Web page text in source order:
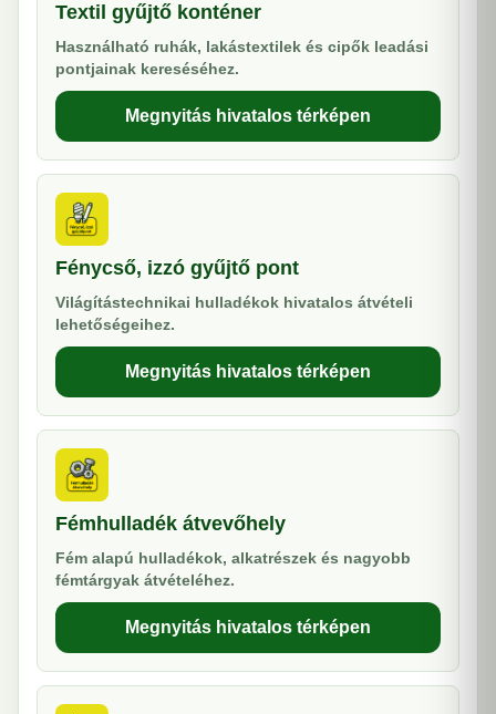
Textil gyűjtő konténer
Használható ruhák, lakástextilek és cipők leadási
pontjainak kereséséhez.
Megnyitás hivatalos térképen
Fénycső, izzó gyűjtő pont
Világítástechnikai hulladékok hivatalos átvételi
lehetőségeihez.
Megnyitás hivatalos térképen
Fémhulladék átvevőhely
Fém alapú hulladékok, alkatrészek és nagyobb
fémtárgyak átvételéhez.
Megnyitás hivatalos térképen